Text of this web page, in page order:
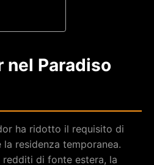
nel Paradiso
ha ridotto il requisito di
residenza temporanea.
redditi di fonte estera, la